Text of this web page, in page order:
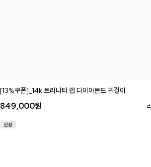
[13%쿠폰]_14k 트리니티 랩 다이아몬드 귀걸이
849,000원